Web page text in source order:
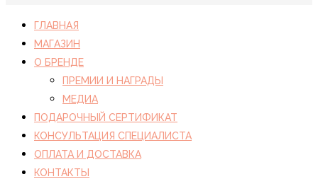
ГЛАВНАЯ
МАГАЗИН
О БРЕНДЕ
ПРЕМИИ И НАГРАДЫ
МЕДИА
ПОДАРОЧНЫЙ СЕРТИФИКАТ
КОНСУЛЬТАЦИЯ СПЕЦИАЛИСТА
ОПЛАТА И ДОСТАВКА
КОНТАКТЫ